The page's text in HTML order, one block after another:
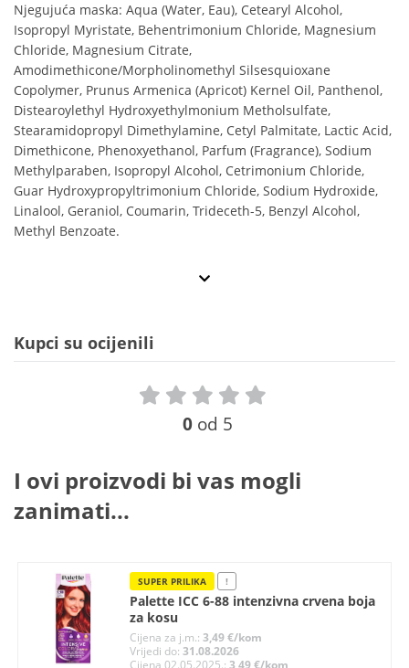
Njegujuća maska: Aqua (Water, Eau), Cetearyl Alcohol,
Isopropyl Myristate, Behentrimonium Chloride, Magnesium
Chloride, Magnesium Citrate,
Amodimethicone/Morpholinomethyl Silsesquioxane
Copolymer, Prunus Armenica (Apricot) Kernel Oil, Panthenol,
Distearoylethyl Hydroxyethylmonium Metholsulfate,
Stearamidopropyl Dimethylamine, Cetyl Palmitate, Lactic Acid,
Dimethicone, Phenoxyethanol, Parfum (Fragrance), Sodium
Methylparaben, Isopropyl Alcohol, Cetrimonium Chloride,
Guar Hydroxypropyltrimonium Chloride, Sodium Hydroxide,
Linalool, Geraniol, Coumarin, Trideceth-5, Benzyl Alcohol,
Methyl Benzoate.
Kupci su ocijenili
0 od 5
I ovi proizvodi bi vas mogli
zanimati...
SUPER PRILIKA !
Palette ICC 6-88 intenzivna crvena boja
za kosu
Cijena za j.m.: 3,49 €/kom
Vrijedi do: 31.08.2026